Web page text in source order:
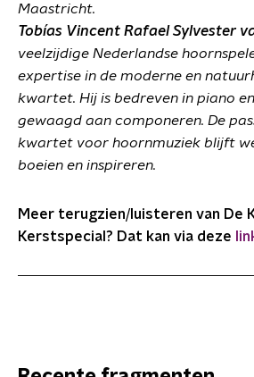
Maastricht.
Tobías Vincent Rafael Sylvester
veelzijdige Nederlandse
expertise in de moderne en
kwartet. Hij is bedreven in piano
gewaagd aan componeren. De
kwartet voor hoornmuziek blijft
boeien en inspireren.
Meer terugzien/luisteren van De
Kerstspecial? Dat kan via deze